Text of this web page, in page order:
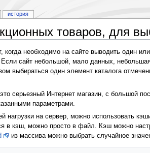
товаров, для
когда необходимо на сайте выводить один
сайт небольшой, мало данных,
выбираться один элемент каталога
серьезный Интернет магазин, с большой
параметрами.
нагрузки на сервер, можно использовать
в кэш, можно просто в файл. Кэш можно
из массива можно выбрать случайное
история